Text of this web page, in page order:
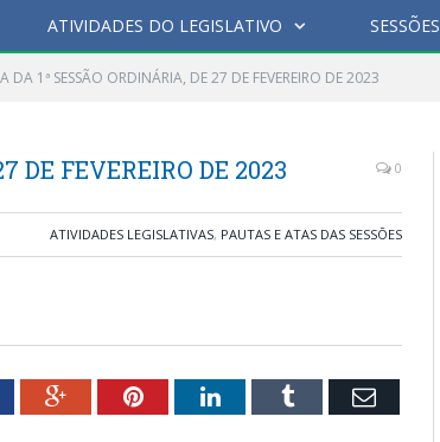
ATIVIDADES DO LEGISLATIVO SESSÕES
DA 1ª SESSÃO ORDINÁRIA, DE 27 DE FEVEREIRO DE 2023
DE FEVEREIRO DE 2023 0
ATIVIDADES LEGISLATIVAS, PAUTAS E ATAS DAS SESSÕES
Google+PinterestLinkedInTumblr Email